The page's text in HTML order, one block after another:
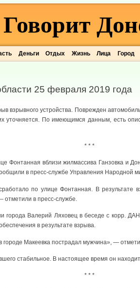
Деньги Отдых Жизнь Лица Город
Говорит
25 февраля 2019 года
взрывного устройства. Поврежден
уточняется. По имеющимся данным, есть
* * *
Фонтанная вблизи жилмассива Ганзовка и
в пресс-службе Управления Народной
по улице Фонтанная. В результате
отметили в пресс-службе.
города Валерий Ляховец в беседе с корр.
в результате взрыва.
городе Макеевка пострадал мужчина», —
стабильное. В настоящее время он
* * *